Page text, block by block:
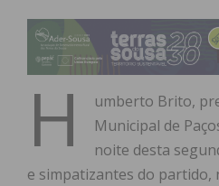
H
umberto Brito,
Municipal de
noite desta
e simpatizantes do partido,